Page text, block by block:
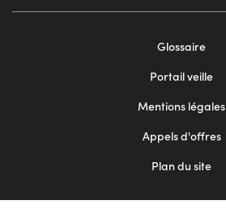
Glossaire
Portail veille
Mentions légales
Appels d'offres
Plan du site